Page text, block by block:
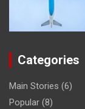
Categories
Main Stories (6)
Popular (8)